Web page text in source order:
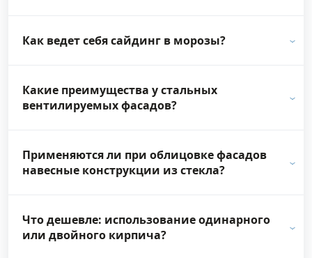
Как ведет себя сайдинг в морозы?
Какие преимущества у стальных
вентилируемых фасадов?
Применяются ли при облицовке фасадов
навесные конструкции из стекла?
Что дешевле: использование одинарного
или двойного кирпича?